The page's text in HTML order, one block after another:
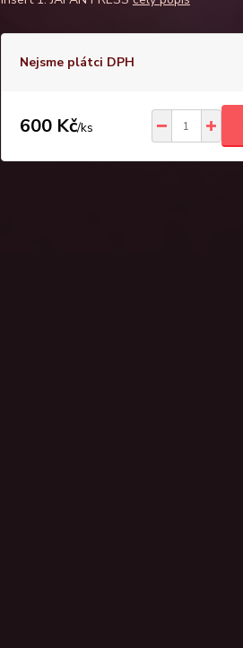
Nejsme plátci DPH
600 Kč/ks